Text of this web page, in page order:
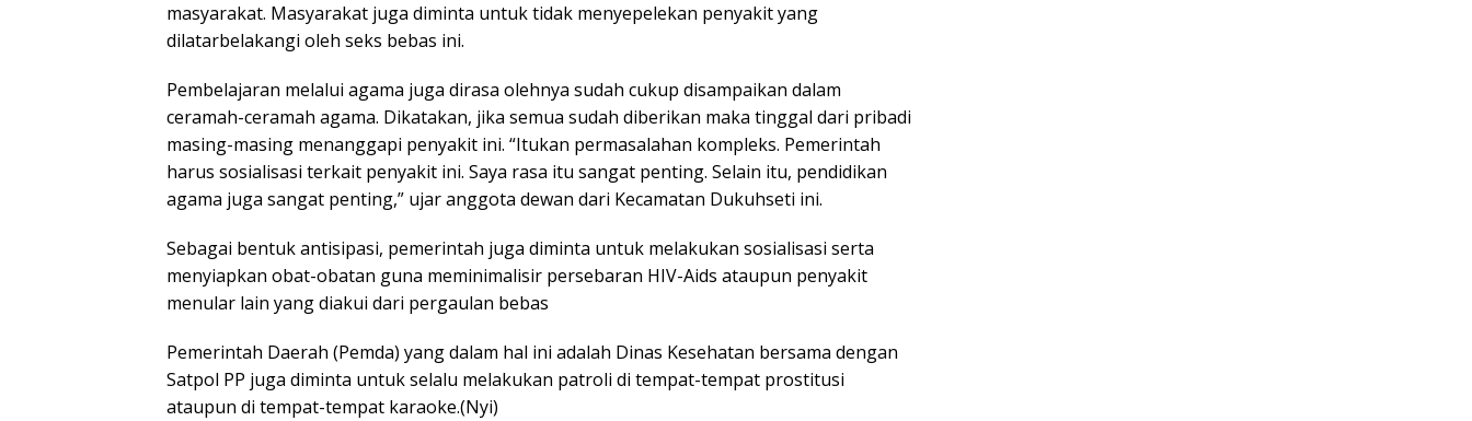
masyarakat. Masyarakat juga diminta untuk tidak menyepelekan penyakit yang
dilatarbelakangi oleh seks bebas ini.
Pembelajaran melalui agama juga dirasa olehnya sudah cukup disampaikan dalam
ceramah-ceramah agama. Dikatakan, jika semua sudah diberikan maka tinggal dari pribadi
masing-masing menanggapi penyakit ini. “Itukan permasalahan kompleks. Pemerintah
harus sosialisasi terkait penyakit ini. Saya rasa itu sangat penting. Selain itu, pendidikan
agama juga sangat penting,” ujar anggota dewan dari Kecamatan Dukuhseti ini.
Sebagai bentuk antisipasi, pemerintah juga diminta untuk melakukan sosialisasi serta
menyiapkan obat-obatan guna meminimalisir persebaran HIV-Aids ataupun penyakit
menular lain yang diakui dari pergaulan bebas
Pemerintah Daerah (Pemda) yang dalam hal ini adalah Dinas Kesehatan bersama dengan
Satpol PP juga diminta untuk selalu melakukan patroli di tempat-tempat prostitusi
ataupun di tempat-tempat karaoke.(Nyi)